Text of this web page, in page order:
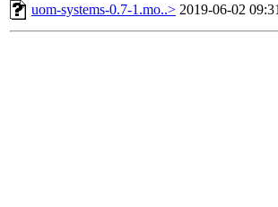
uom-systems-0.7-1.mo..> 2019-06-02